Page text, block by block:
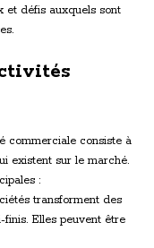
et défis auxquels sont
commerciale consiste à
existent sur le marché.
:
transforment des
Elles peuvent être